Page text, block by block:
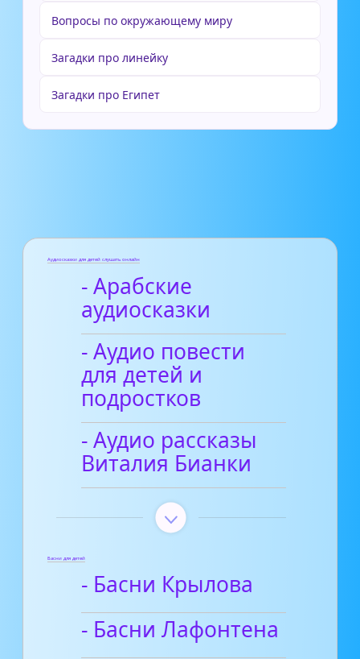
Вопросы по окружающему миру
Загадки про линейку
Загадки про Египет
Аудиосказки для детей слушать онлайн
- Арабские
аудиосказки
- Аудио повести
для детей и
подростков
- Аудио рассказы
Виталия Бианки
Басни для детей
- Басни Крылова
- Басни Лафонтена